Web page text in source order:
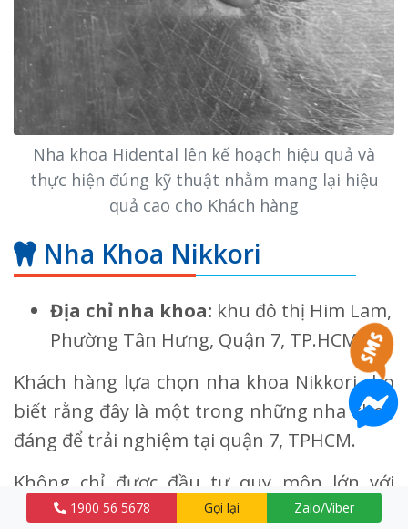
Nha khoa Hidental lên kế hoạch hiệu quả và
thực hiện đúng kỹ thuật nhằm mang lại hiệu
quả cao cho Khách hàng
Nha Khoa Nikkori
Địa chỉ nha khoa: khu đô thị Him Lam,
Phường Tân Hưng, Quận 7, TP.HCM.
Khách hàng lựa chọn nha khoa Nikkori cho
biết rằng đây là một trong những nha khoa
đáng để trải nghiệm tại quận 7, TPHCM.
Không chỉ được đầu tư quy môn lớn với
không gian hiện đại, sang trọng, thoáng
1900 56 5678 Gọi lại Zalo/Viber